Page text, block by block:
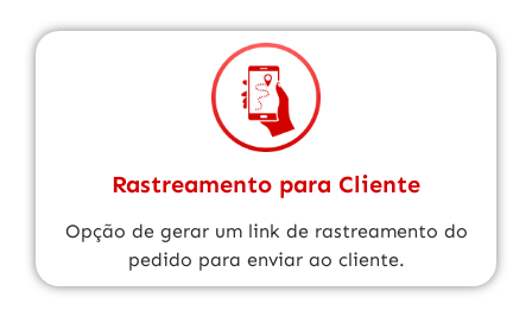
Rastreamento para Cliente
Opção de gerar um link de rastreamento do
pedido para enviar ao cliente.